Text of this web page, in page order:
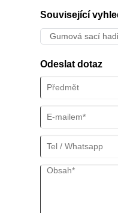
Související
Gumová sací
Odeslat dotaz